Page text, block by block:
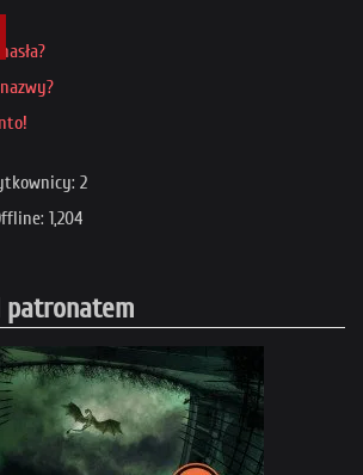
2
1,204
patronatem